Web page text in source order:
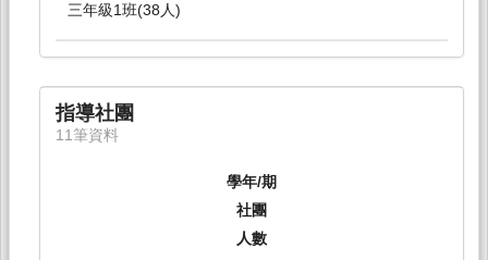
三年級1班(38人)
指導社團
11筆資料
學年/期
社團
人數